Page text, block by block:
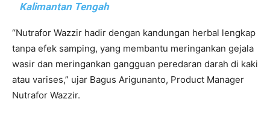
Kalimantan Tengah
“Nutrafor Wazzir hadir dengan kandungan herbal lengkap
tanpa efek samping, yang membantu meringankan gejala
wasir dan meringankan gangguan peredaran darah di kaki
atau varises,” ujar Bagus Arigunanto, Product Manager
Nutrafor Wazzir.